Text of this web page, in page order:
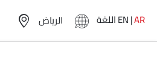
اللغةEN|AR